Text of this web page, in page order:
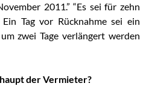
2011.” “Es sei für zehn
Tag vor Rücknahme sei ein
zwei Tage verlängert werden
der Vermieter?